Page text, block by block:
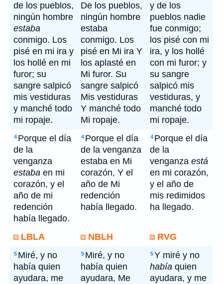
de los pueblos,
ningún hombre
estaba
conmigo. Los
pisé en mi ira y
los hollé en mi
furor; su
sangre salpicó
mis vestiduras
y manché todo
mi ropaje.
De los pueblos,
ningún hombre
estaba
conmigo. Los
pisé en Mi ira Y
los aplasté en
Mi furor. Su
sangre salpicó
Mis vestiduras
Y manché todo
Mi ropaje.
y de los
pueblos nadie
fue conmigo;
los pisé con mi
ira, y los hollé
con mi furor; y
su sangre
salpicó mis
vestiduras, y
manché todo
mi ropaje.
4 Porque el día
de la
venganza
estaba en mi
corazón, y el
año de mi
redención
había llegado.
4 Porque el día
de la venganza
estaba en Mi
corazón, Y el
año de Mi
redención
había llegado.
4 Porque el día
de la
venganza está
en mi corazón,
y el año de
mis redimidos
ha llegado.
LBLA NBLH RVG
5 Miré, y no
había quien
ayudara, me
5 Miré, y no
había quien
ayudara, Me
5Y miré y no
había quien
ayudara, y me